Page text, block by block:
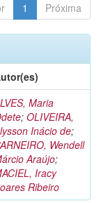
1 Próxima
Maria
; OLIVEIRA,
Inácio de;
Wendell
Araújo;
Iracy
Ribeiro